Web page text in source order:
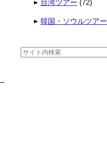
台湾ツアー (72)
韓国・ソウルツアー
検
索: